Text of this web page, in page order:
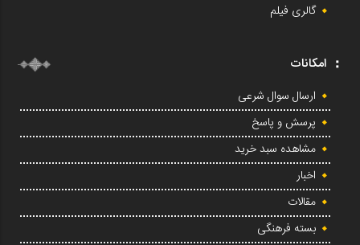
گالری فیلم
امکانات
ارسال سوال شرعی
پرسش و پاسخ
مشاهده سبد خرید
اخبار
مقالات
بسته فرهنگی